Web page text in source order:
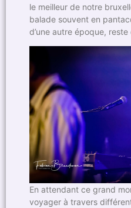
le meilleur de notre
balade souvent en
d’une autre époque,
En attendant ce grand
voyager à travers